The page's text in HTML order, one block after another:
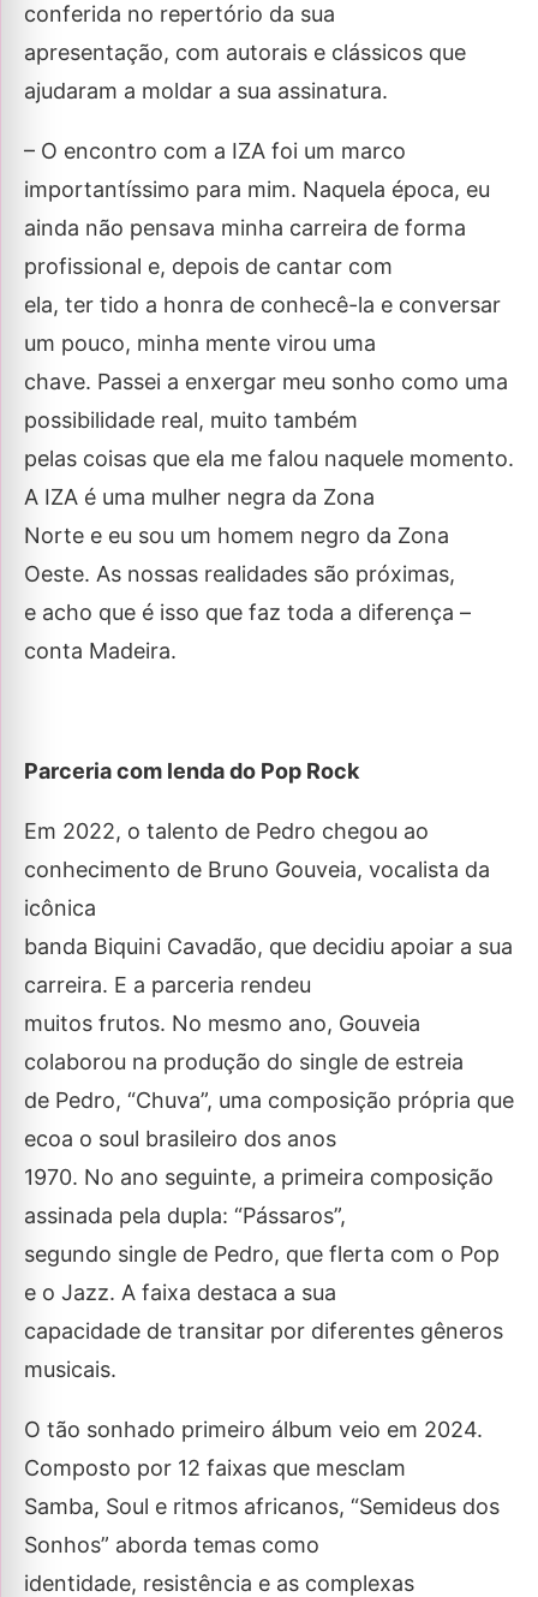
conferida no repertório da sua
apresentação, com autorais e clássicos que
ajudaram a moldar a sua assinatura.
– O encontro com a IZA foi um marco
importantíssimo para mim. Naquela época, eu
ainda não pensava minha carreira de forma
profissional e, depois de cantar com
ela, ter tido a honra de conhecê-la e conversar
um pouco, minha mente virou uma
chave. Passei a enxergar meu sonho como uma
possibilidade real, muito também
pelas coisas que ela me falou naquele momento.
A IZA é uma mulher negra da Zona
Norte e eu sou um homem negro da Zona
Oeste. As nossas realidades são próximas,
e acho que é isso que faz toda a diferença –
conta Madeira.
Parceria com lenda do Pop Rock
Em 2022, o talento de Pedro chegou ao
conhecimento de Bruno Gouveia, vocalista da
icônica
banda Biquini Cavadão, que decidiu apoiar a sua
carreira. E a parceria rendeu
muitos frutos. No mesmo ano, Gouveia
colaborou na produção do single de estreia
de Pedro, “Chuva”, uma composição própria que
ecoa o soul brasileiro dos anos
1970. No ano seguinte, a primeira composição
assinada pela dupla: “Pássaros”,
segundo single de Pedro, que flerta com o Pop
e o Jazz. A faixa destaca a sua
capacidade de transitar por diferentes gêneros
musicais.
O tão sonhado primeiro álbum veio em 2024.
Composto por 12 faixas que mesclam
Samba, Soul e ritmos africanos, “Semideus dos
Sonhos” aborda temas como
identidade, resistência e as complexas